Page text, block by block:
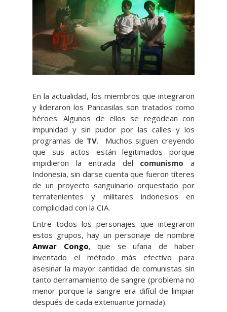
En la actualidad, los miembros que integraron
y lideraron los Pancasilas son tratados como
héroes. Algunos de ellos se regodean con
impunidad y sin pudor por las calles y los
programas de TV. Muchos siguen creyendo
que sus actos están legitimados porque
impidieron la entrada del comunismo a
Indonesia, sin darse cuenta que fueron títeres
de un proyecto sanguinario orquestado por
terratenientes y militares indonesios en
complicidad con la CIA.
Entre todos los personajes que integraron
estos grupos, hay un personaje de nombre
Anwar Congo, que se ufana de haber
inventado el método más efectivo para
asesinar la mayor cantidad de comunistas sin
tanto derramamiento de sangre (problema no
menor porque la sangre era difícil de limpiar
después de cada extenuante jornada).